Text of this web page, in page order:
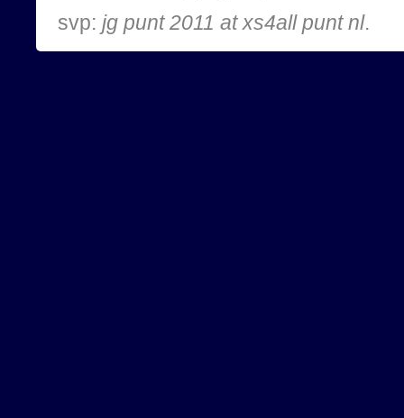
svp: jg punt 2011 at xs4all punt nl.